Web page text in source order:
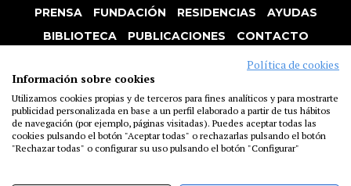
PRENSA
FUNDACIÓN RESIDENCIAS
AYUDAS
BIBLIOTECA
PUBLICACIONES
CONTACTO
COOKIES
Política de cookies
Información sobre cookies
Utilizamos cookies propias y de terceros para fines analíticos y para mostrarte
publicidad personalizada en base a un perfil elaborado a partir de tus hábitos
de navegación (por ejemplo, páginas visitadas). Puedes aceptar todas las
cookies pulsando el botón "Aceptar todas" o rechazarlas pulsando el botón
"Rechazar todas" o configurar su uso pulsando el botón "Configurar"